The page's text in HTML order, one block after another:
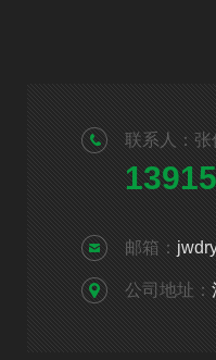
联系人：张
邮箱：
公司地址：